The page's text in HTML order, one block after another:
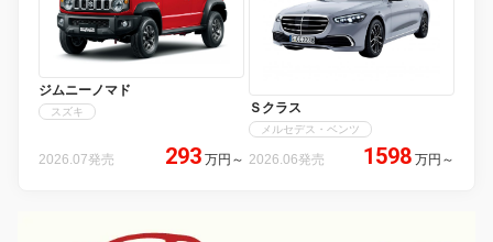
ジムニーノマド
スズキ
2026.07発売 293 万円 ～
Ｓクラス
メルセデス・ベンツ
2026.06発売 1598 万円 ～